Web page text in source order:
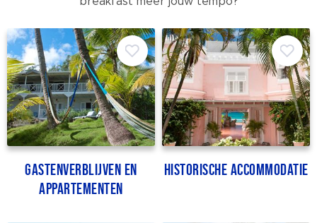
Gastenverblijven en
appartementen
Historische accommodatie